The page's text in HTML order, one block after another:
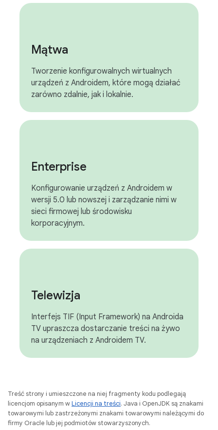
Mątwa
Tworzenie konfigurowalnych wirtualnych
urządzeń z Androidem, które mogą działać
zarówno zdalnie, jak i lokalnie.
Enterprise
Konfigurowanie urządzeń z Androidem w
wersji 5.0 lub nowszej i zarządzanie nimi w
sieci firmowej lub środowisku
korporacyjnym.
Telewizja
Interfejs TIF (Input Framework) na Androida
TV upraszcza dostarczanie treści na żywo
na urządzeniach z Androidem TV.
Treść strony i umieszczone na niej fragmenty kodu podlegają
licencjom opisanym wLicencji na treści. Java i OpenJDK są znakami
towarowymi lub zastrzeżonymi znakami towarowymi należącymi do
firmy Oracle lub jej podmiotów stowarzyszonych.